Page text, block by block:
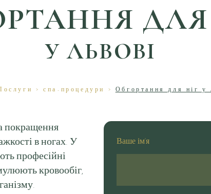
ДЛЯ
У ЛЬВОВІ
> спа-процедури >Обгортання для ніг у
покращення
в ногах. У
професійні
кровообіг,
Ваше ім'я